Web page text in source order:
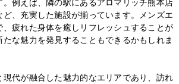
。例えば、隣の駅にあるアロマリッチ熊本店
、充実した施設が揃っています。メンズエ
、疲れた身体を癒しリフレッシュすることが
な魅力を発見することもできるかもしれま
現代が融合した魅力的なエリアであり、訪れ